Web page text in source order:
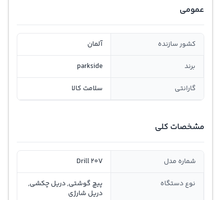
عمومی
کشور سازنده آلمان
برند parkside
گارانتی سلامت کالا
مشخصات کلی
شماره مدل Drill 20V
نوع دستگاه
پیچ‌ گوشتی, دریل چکشی,
دریل شارژی